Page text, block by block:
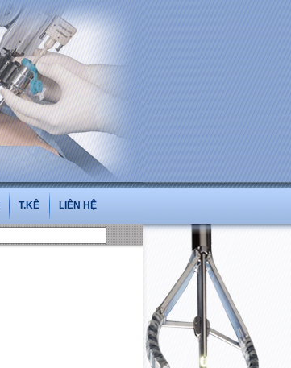
T.KÊ LIÊN HỆ